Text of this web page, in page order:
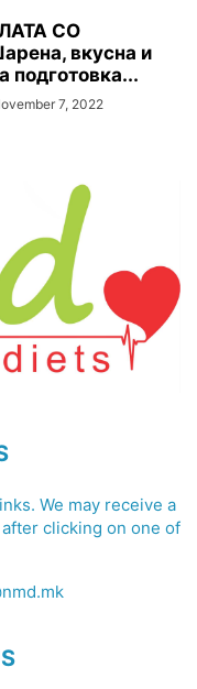
СО
вкусна и
подготовка...
7, 2022
We may receive a
clicking on one of